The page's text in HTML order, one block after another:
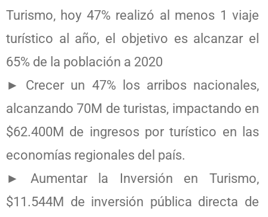
Turismo, hoy 47% realizó al menos 1 viaje
turístico al año, el objetivo es alcanzar el
65% de la población a 2020
► Crecer un 47% los arribos nacionales,
alcanzando 70M de turistas, impactando en
$62.400M de ingresos por turístico en las
economías regionales del país.
► Aumentar la Inversión en Turismo,
$11.544M de inversión pública directa de